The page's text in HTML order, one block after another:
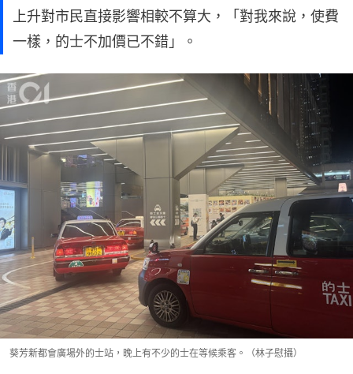
上升對市民直接影響相較不算大，「對我來說，使費
一樣，的士不加價已不錯」。
葵芳新都會廣場外的士站，晚上有不少的士在等候乘客。（林子慰攝）